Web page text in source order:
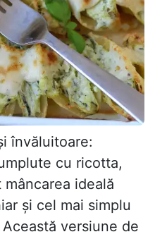
învăluitoare:
cu ricotta,
ideală
și cel mai simplu
versiune de